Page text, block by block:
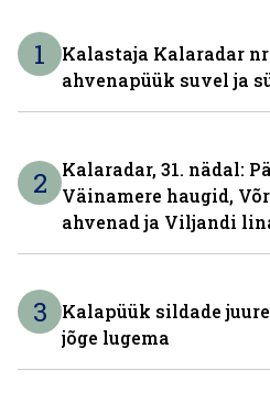
1
Kalastaja Kalaradar nr
ahvenapüük suvel ja
2
Kalaradar, 31. nädal:
Väinamere haugid,
ahvenad ja Viljandi
3
Kalapüük sildade
jõge lugema